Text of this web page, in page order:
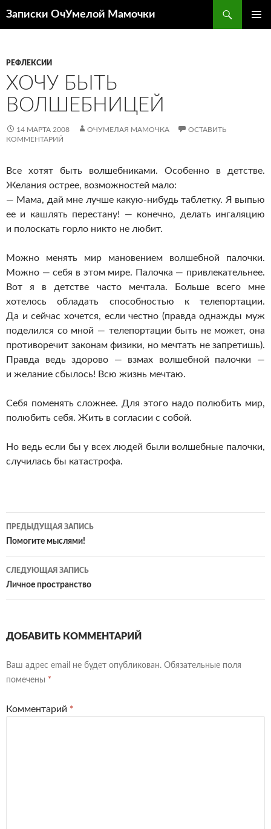
Записки ОчУмелой Мамочки
РЕФЛЕКСИИ
ХОЧУ БЫТЬ
ВОЛШЕБНИЦЕЙ
14 МАРТА 2008 ОЧУМЕЛАЯ МАМОЧКА
ОСТАВИТЬ
КОММЕНТАРИЙ
Все хотят быть волшебниками. Особенно в детстве.
Желания острее, возможностей мало:
— Мама, дай мне лучше какую-нибудь таблетку. Я выпью
ее и кашлять перестану! — конечно, делать ингаляцию
и полоскать горло никто не любит.
Можно менять мир мановением волшебной палочки.
Можно — себя в этом мире. Палочка — привлекательнее.
Вот я в детстве часто мечтала. Больше всего мне
хотелось обладать способностью к телепортации.
Да и сейчас хочется, если честно (правда однажды муж
поделился со мной — телепортации быть не может, она
противоречит законам физики, но мечтать не запретишь).
Правда ведь здорово — взмах волшебной палочки —
и желание сбылось! Всю жизнь мечтаю.
Себя поменять сложнее. Для этого надо полюбить мир,
полюбить себя. Жить в согласии с собой.
Но ведь если бы у всех людей были волшебные палочки,
случилась бы катастрофа.
Навигация
по
записям
ПРЕДЫДУЩАЯ ЗАПИСЬ
Помогите мыслями!
СЛЕДУЮЩАЯ ЗАПИСЬ
Личное пространство
ДОБАВИТЬ КОММЕНТАРИЙ
Ваш адрес email не будет опубликован. Обязательные поля
помечены *
Комментарий *